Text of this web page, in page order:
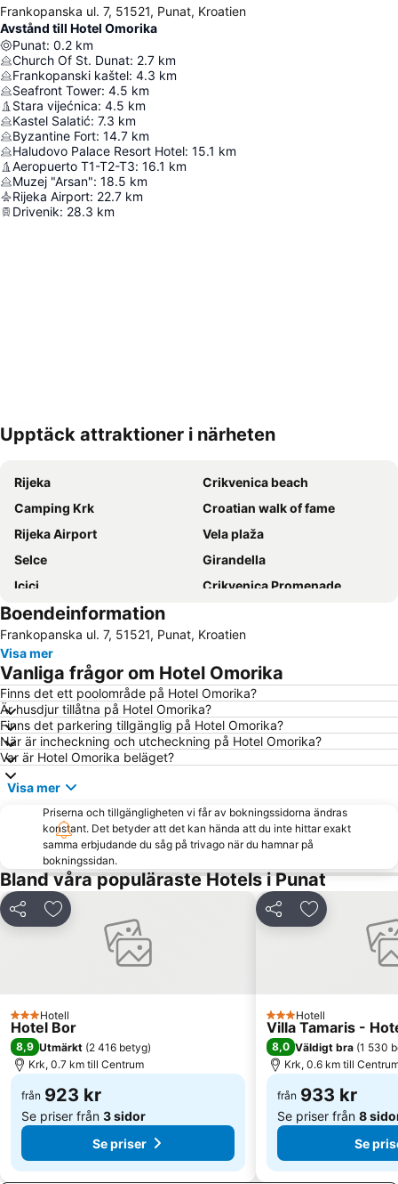
Frankopanska ul. 7, 51521, Punat, Kroatien
Avstånd till Hotel Omorika
Punat: 0.2 km
Church Of St. Dunat: 2.7 km
Frankopanski kaštel: 4.3 km
Seafront Tower: 4.5 km
Stara vijećnica: 4.5 km
Kastel Salatić: 7.3 km
Byzantine Fort: 14.7 km
Haludovo Palace Resort Hotel: 15.1 km
Aeropuerto T1-T2-T3: 16.1 km
Muzej "Arsan": 18.5 km
Rijeka Airport: 22.7 km
Drivenik: 28.3 km
Förstora kartan
Upptäck attraktioner i närheten
Rijeka
Crikvenica beach
Camping Krk
Croatian walk of fame
Rijeka Airport
Vela plaža
Selce
Girandella
Icici
Crikvenica Promenade
Malinska
Marina Punat
Rupa
Ragusa
Njivice
Plaža Klenovica
Lanterna
Maslinica
stari gradLovran
Luka Volosko
Bašćanska ploča
Porto Baska
Crkva Sv Filipa i Jakova
Cres Centar
Boendeinformation
Frankopanska ul. 7, 51521, Punat, Kroatien
Visa mer
Vanliga frågor om Hotel Omorika
Finns det ett poolområde på Hotel Omorika?
Är husdjur tillåtna på Hotel Omorika?
Finns det parkering tillgänglig på Hotel Omorika?
När är incheckning och utcheckning på Hotel Omorika?
Var är Hotel Omorika beläget?
Visa mer
Priserna och tillgängligheten vi får av bokningssidorna ändras
konstant. Det betyder att det kan hända att du inte hittar exakt
samma erbjudande du såg på trivago när du hamnar på
bokningssidan.
Bland våra populäraste Hotels i Punat
Dela Lägg till i Mina Favoriter
3 Stjärnor
Hotell
Hotel Bor
8,9 Utmärkt (2 416 betyg)
Krk, 0.7 km till Centrum
från 923 kr
Se priser från 3 sidor
Se priser
Dela Lägg till i
3 Stjärnor
Hotell
Villa Tamaris -
8,0 Väldigt bra (1 530
Krk, 0.6 km till
från 933 kr
Se priser från 8
Se